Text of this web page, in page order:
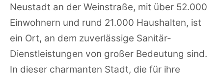
Neustadt an der Weinstraße, mit über 52.000
Einwohnern und rund 21.000 Haushalten, ist
ein Ort, an dem zuverlässige Sanitär-
Dienstleistungen von großer Bedeutung sind.
In dieser charmanten Stadt, die für ihre